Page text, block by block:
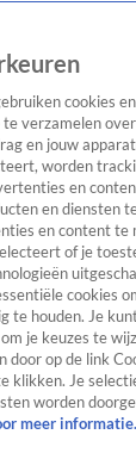
de Dag
de Dag
van de
Panel
voor
cookies
verzamelen
en jouw
worden
en
en diensten
en content te
of je
cookies
te houden. Je
je keuzes te
door op de link
klikken. Je
worden
meer informatie.